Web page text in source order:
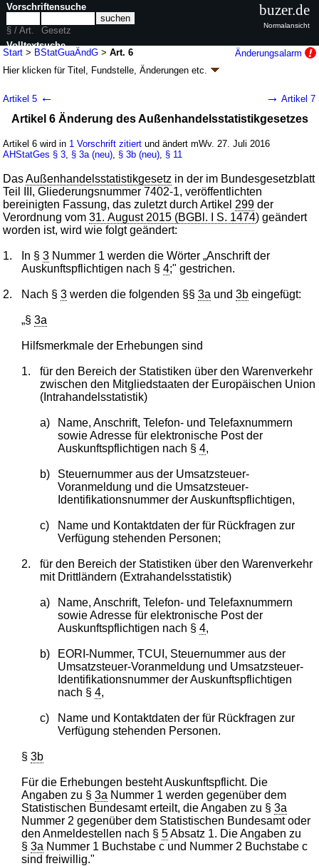
Start > BStatGuaÄndG >Art. 6
Änderungsalarm
Hier klicken fürTitel, Fundstelle, Änderungen etc.
Bundesstatistikgesetzes und anderer
Statistikgesetze (BStatGuaÄndGk.a.Abk.)
G. v. 21.07.2016 BGBl. I S. 1768(Nr. 36); Geltung ab 27.07.2016
8 Änderungen
| Drucksachen / Entwurf / Begründung
Artikel 5 ← → Artikel 7
Artikel 6 Änderung des Außenhandelsstatistikgesetzes
Artikel 6 wird in 1 Vorschrift zitiert und ändert mWv. 27. Juli 2016
AHStatGes § 3 § 3a (neu) § 3b (neu) § 11
DasAußenhandelsstatistikgesetz in der im Bundesgesetzblatt
Teil III, Gliederungsnummer 7402-1, veröffentlichten
bereinigten Fassung, das zuletzt durch Artikel 299 der
Verordnung vom31. August 2015 (BGBl. I S. 1474) geändert
worden ist, wird wie folgt geändert:
1. In §3 Nummer 1 werden die Wörter „Anschrift der
Auskunftspflichtigen nach §4;" gestrichen.
2. Nach §3 werden die folgenden §§3a und3b eingefügt:
„§3a
Hilfsmerkmale der Erhebungen sind
1.
für den Bereich der Statistiken über den Warenverkehr
zwischen den Mitgliedstaaten der Europäischen Union
(Intrahandelsstatistik)
a)
Name, Anschrift, Telefon- und Telefaxnummern
sowie Adresse für elektronische Post der
Auskunftspflichtigen nach §4,
b)
Steuernummer aus der Umsatzsteuer-
Voranmeldung und die Umsatzsteuer-
Identifikationsnummer der Auskunftspflichtigen,
c)
Name und Kontaktdaten der für Rückfragen zur
Verfügung stehenden Personen;
2.
für den Bereich der Statistiken über den Warenverkehr
mit Drittländern (Extrahandelsstatistik)
a)
Name, Anschrift, Telefon- und Telefaxnummern
sowie Adresse für elektronische Post der
Auskunftspflichtigen nach §4,
b)
EORI-Nummer, TCUI, Steuernummer aus der
Umsatzsteuer-Voranmeldung und Umsatzsteuer-
Identifikationsnummer der Auskunftspflichtigen
nach §4,
c)
Name und Kontaktdaten der für Rückfragen zur
Verfügung stehenden Personen.
§3b
Für die Erhebungen besteht Auskunftspflicht. Die
Angaben zu §3a Nummer 1 werden gegenüber dem
Statistischen Bundesamt erteilt, die Angaben zu §3a
Nummer 2 gegenüber dem Statistischen Bundesamt oder
den Anmeldestellen nach §5Absatz 1. Die Angaben zu
§3a Nummer 1 Buchstabe c und Nummer 2 Buchstabe c
sind freiwillig."
Vorschriftensuche
§ / Art.
Gesetz
Volltextsuche
nur in BStatGuaÄndG
buzer.de
Normalansicht